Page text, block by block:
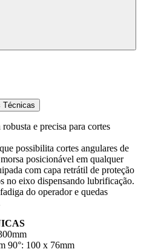
Técnicas
e precisa para cortes
possibilita cortes angulares de
posicionável em qualquer
com capa retrátil de proteção
no eixo dispensando lubrificação.
do operador e quedas
90°: 100 x 76mm